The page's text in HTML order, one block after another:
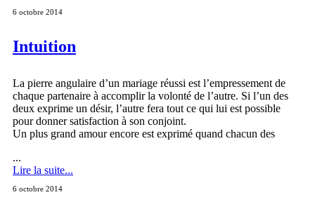
6 octobre 2014
Intuition
La pierre angulaire d’un mariage réussi est l’empressement de
chaque partenaire à accomplir la volonté de l’autre. Si l’un des
deux exprime un désir, l’autre fera tout ce qui lui est possible
pour donner satisfaction à son conjoint.
Un plus grand amour encore est exprimé quand chacun des
...
Lire la suite...
6 octobre 2014